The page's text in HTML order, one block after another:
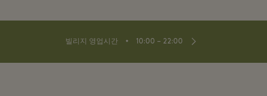
빌리지 영업시간 ⬩ 10:00 – 22:00